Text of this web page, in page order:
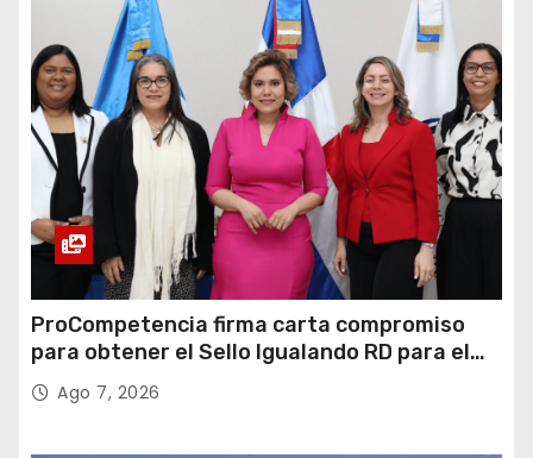
ProCompetencia firma carta compromiso
para obtener el Sello Igualando RD para el
Sector Público
Ago 7, 2026